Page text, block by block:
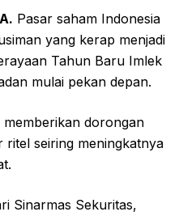
Pasar saham Indonesia
yang kerap menjadi
Tahun Baru Imlek
mulai pekan depan.
memberikan dorongan
ritel seiring meningkatnya
Sinarmas Sekuritas,